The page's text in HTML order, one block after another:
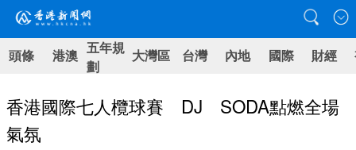
頭條 港澳 五年規
劃
大灣區 台灣 內地 國際 財經
香港國際七人欖球賽 DJ SODA點燃全場
氣氛